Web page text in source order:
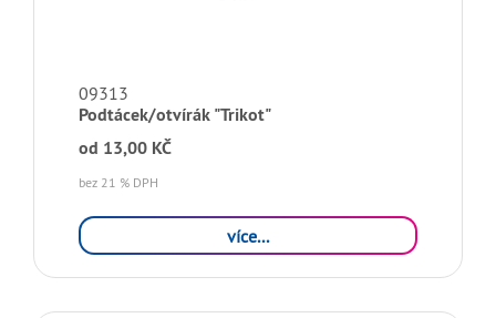
09313
Podtácek/otvírák "Trikot"
od 13,00 KČ
bez 21 % DPH
více...